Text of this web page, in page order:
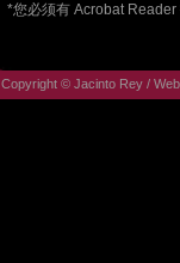
*您必须有 Acrobat Reader
Copyright © Jacinto Rey /